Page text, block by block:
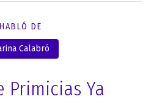
DE
Calabró
Primicias Ya